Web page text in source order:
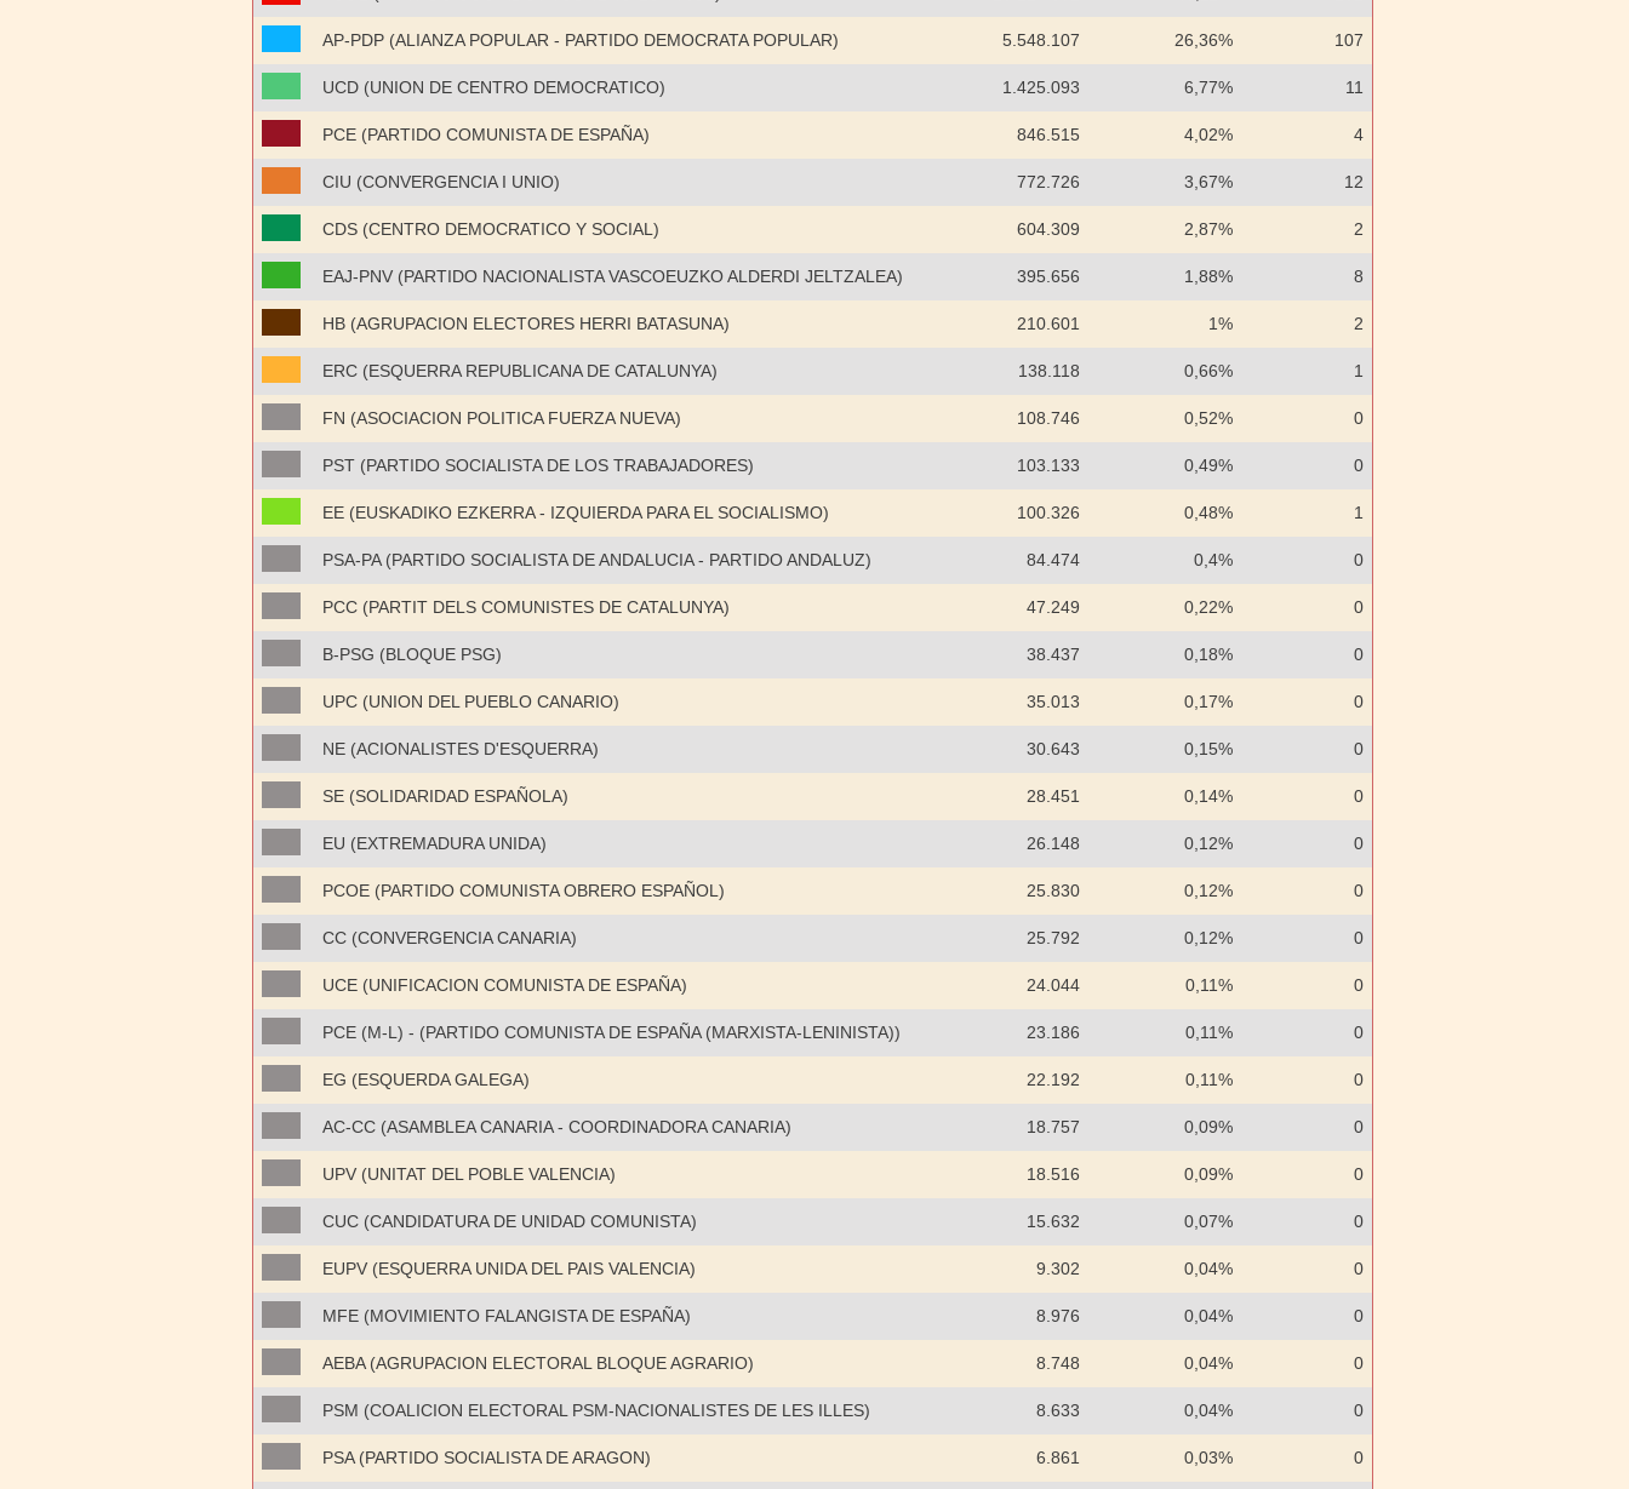
AP-PDP (ALIANZA POPULAR - PARTIDO DEMOCRATA POPULAR) 5.548.107 26,36% 107
UCD (UNION DE CENTRO DEMOCRATICO) 1.425.093 6,77% 11
PCE (PARTIDO COMUNISTA DE ESPAÑA) 846.515 4,02% 4
CIU (CONVERGENCIA I UNIO) 772.726 3,67% 12
CDS (CENTRO DEMOCRATICO Y SOCIAL) 604.309 2,87% 2
EAJ-PNV (PARTIDO NACIONALISTA VASCOEUZKO ALDERDI JELTZALEA) 395.656 1,88% 8
HB (AGRUPACION ELECTORES HERRI BATASUNA) 210.601 1% 2
ERC (ESQUERRA REPUBLICANA DE CATALUNYA) 138.118 0,66% 1
FN (ASOCIACION POLITICA FUERZA NUEVA) 108.746 0,52% 0
PST (PARTIDO SOCIALISTA DE LOS TRABAJADORES) 103.133 0,49% 0
EE (EUSKADIKO EZKERRA - IZQUIERDA PARA EL SOCIALISMO) 100.326 0,48% 1
PSA-PA (PARTIDO SOCIALISTA DE ANDALUCIA - PARTIDO ANDALUZ) 84.474 0,4% 0
PCC (PARTIT DELS COMUNISTES DE CATALUNYA) 47.249 0,22% 0
B-PSG (BLOQUE PSG) 38.437 0,18% 0
UPC (UNION DEL PUEBLO CANARIO) 35.013 0,17% 0
NE (ACIONALISTES D'ESQUERRA) 30.643 0,15% 0
SE (SOLIDARIDAD ESPAÑOLA) 28.451 0,14% 0
EU (EXTREMADURA UNIDA) 26.148 0,12% 0
PCOE (PARTIDO COMUNISTA OBRERO ESPAÑOL) 25.830 0,12% 0
CC (CONVERGENCIA CANARIA) 25.792 0,12% 0
UCE (UNIFICACION COMUNISTA DE ESPAÑA) 24.044 0,11% 0
PCE (M-L) - (PARTIDO COMUNISTA DE ESPAÑA (MARXISTA-LENINISTA)) 23.186 0,11% 0
EG (ESQUERDA GALEGA) 22.192 0,11% 0
AC-CC (ASAMBLEA CANARIA - COORDINADORA CANARIA) 18.757 0,09% 0
UPV (UNITAT DEL POBLE VALENCIA) 18.516 0,09% 0
CUC (CANDIDATURA DE UNIDAD COMUNISTA) 15.632 0,07% 0
EUPV (ESQUERRA UNIDA DEL PAIS VALENCIA) 9.302 0,04% 0
MFE (MOVIMIENTO FALANGISTA DE ESPAÑA) 8.976 0,04% 0
AEBA (AGRUPACION ELECTORAL BLOQUE AGRARIO) 8.748 0,04% 0
PSM (COALICION ELECTORAL PSM-NACIONALISTES DE LES ILLES) 8.633 0,04% 0
PSA (PARTIDO SOCIALISTA DE ARAGON) 6.861 0,03% 0